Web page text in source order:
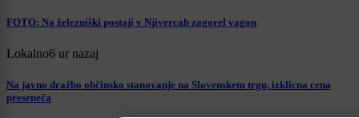
FOTO: Na železniški postaji v Njivercah zagorel vagon
Lokalno6 ur nazaj
Na javno dražbo občinsko stanovanje na Slovenskem trgu, izklicna cena
preseneča